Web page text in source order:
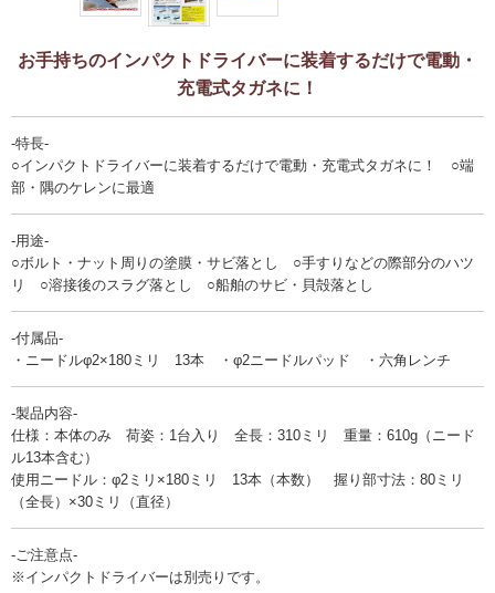
お手持ちのインパクトドライバーに装着するだけで電動・
充電式タガネに！
-特長-
○インパクトドライバーに装着するだけで電動・充電式タガネに！ ○端
部・隅のケレンに最適
-用途-
○ボルト・ナット周りの塗膜・サビ落とし ○手すりなどの際部分のハツ
リ ○溶接後のスラグ落とし ○船舶のサビ・貝殻落とし
-付属品-
・ニードルφ2×180ミリ 13本 ・φ2ニードルパッド ・六角レンチ
-製品内容-
仕様：本体のみ 荷姿：1台入り 全長：310ミリ 重量：610g（ニード
ル13本含む）
使用ニードル：φ2ミリ×180ミリ 13本（本数） 握り部寸法：80ミリ
（全長）×30ミリ（直径）
-ご注意点-
※インパクトドライバーは別売りです。